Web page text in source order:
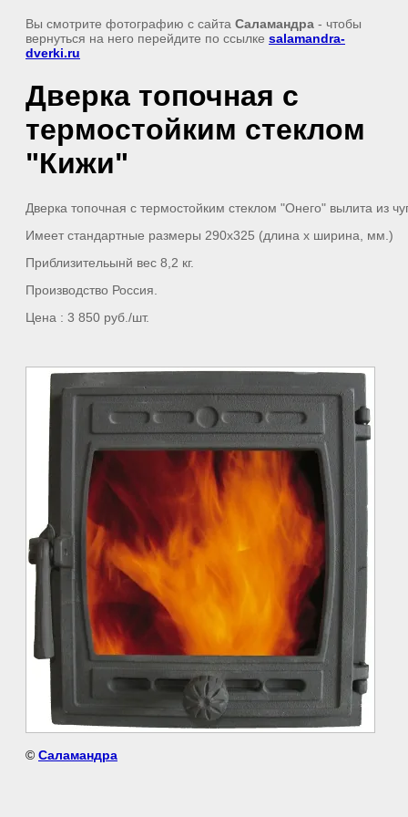
Вы смотрите фотографию с сайта Саламандра - чтобы
вернуться на него перейдите по ссылке salamandra-
dverki.ru
Дверка топочная с
термостойким стеклом
"Кижи"
Дверка топочная с термостойким стеклом "Онего" вылита из
Имеет стандартные размеры 290х325 (длина x ширина, мм.)
Приблизительынй вес 8,2 кг.
Производство Россия.
Цена : 3 850 руб./шт.
© Саламандра